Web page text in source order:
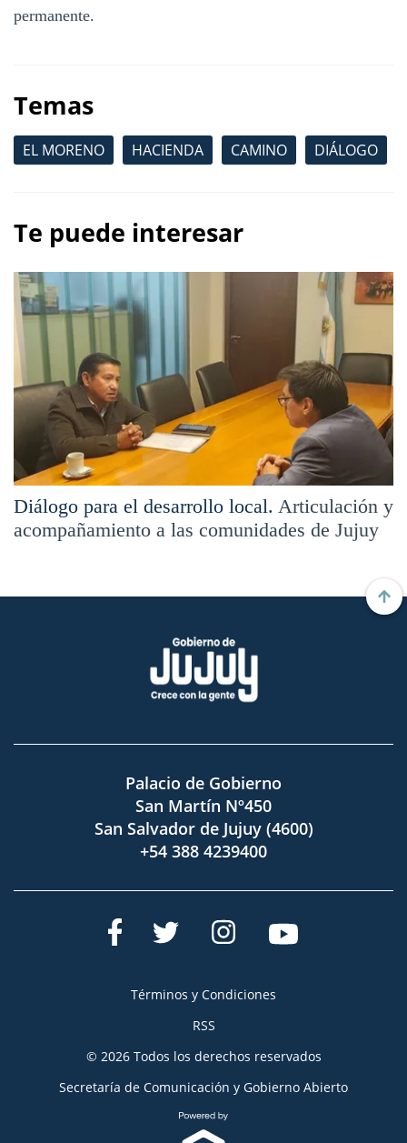
permanente.
Temas
EL MORENO HACIENDA CAMINO DIÁLOGO
Te puede interesar
Diálogo para el desarrollo local. Articulación y
acompañamiento a las comunidades de Jujuy
Palacio de Gobierno
San Martín Nº450
San Salvador de Jujuy (4600)
+54 388 4239400
Términos y Condiciones
RSS
© 2026 Todos los derechos reservados
Secretaría de Comunicación y Gobierno Abierto